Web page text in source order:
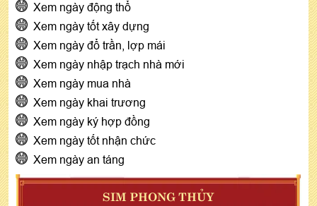
Xem ngày động thổ
Xem ngày tốt xây dựng
Xem ngày đổ trần, lợp mái
Xem ngày nhập trạch nhà mới
Xem ngày mua nhà
Xem ngày khai trương
Xem ngày ký hợp đồng
Xem ngày tốt nhận chức
Xem ngày an táng
SIM PHONG THỦY